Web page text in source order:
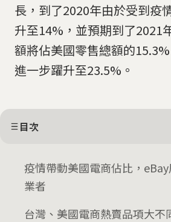
長，到了2020年由於受到疫
升至14%，並預期到了2021
額將佔美國零售總額的
進一步躍升至23.5%。
目次
疫情帶動美國電商佔比，
業者
台灣、美國電商熱賣品項大不